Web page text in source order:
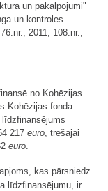
un pakalpojumi"
un kontroles
2011, 108.nr.;
no Kohēzijas
Kohēzijas fonda
217 euro, trešajai
euro.
kas pārsniedz
līdzfinansējumu, ir